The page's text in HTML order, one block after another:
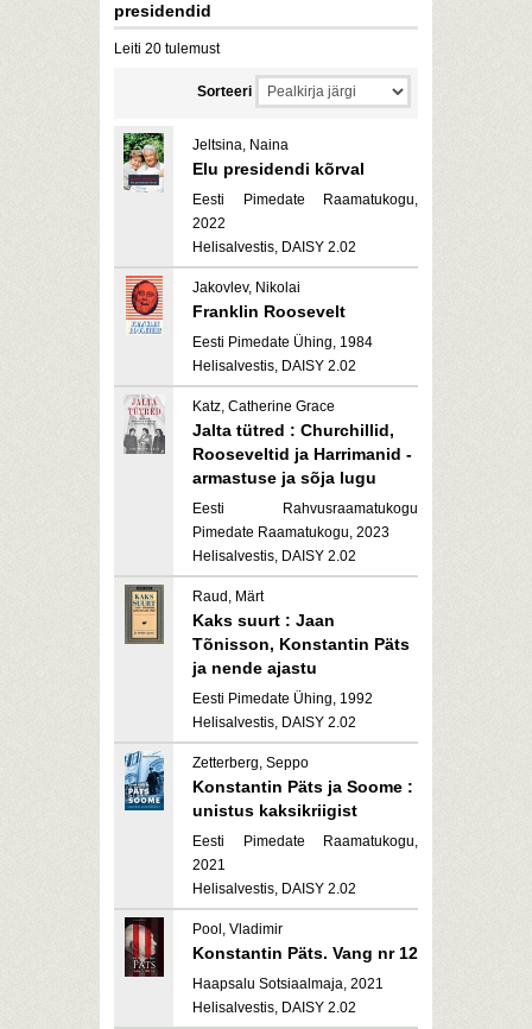
presidendid
Leiti 20 tulemust
Sorteeri
Jeltsina, Naina
Elu presidendi kõrval
Eesti Pimedate Raamatukogu,
2022
Helisalvestis, DAISY 2.02
Jakovlev, Nikolai
Franklin Roosevelt
Eesti Pimedate Ühing, 1984
Helisalvestis, DAISY 2.02
Katz, Catherine Grace
Jalta tütred : Churchillid,
Rooseveltid ja Harrimanid -
armastuse ja sõja lugu
Eesti Rahvusraamatukogu
Pimedate Raamatukogu, 2023
Helisalvestis, DAISY 2.02
Raud, Märt
Kaks suurt : Jaan
Tõnisson, Konstantin Päts
ja nende ajastu
Eesti Pimedate Ühing, 1992
Helisalvestis, DAISY 2.02
Zetterberg, Seppo
Konstantin Päts ja Soome :
unistus kaksikriigist
Eesti Pimedate Raamatukogu,
2021
Helisalvestis, DAISY 2.02
Pool, Vladimir
Konstantin Päts. Vang nr 12
Haapsalu Sotsiaalmaja, 2021
Helisalvestis, DAISY 2.02